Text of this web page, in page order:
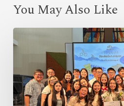
You May Also Like